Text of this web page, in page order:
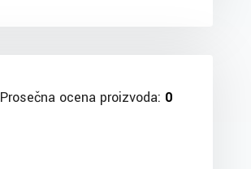
Prosečna ocena proizvoda: 0